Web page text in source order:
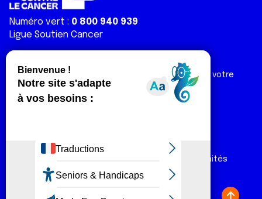
Numéro vert : 0 800 940 939
Ligue Soutien Cancer
66 % de votre don est déductible de votre
impôt sur le revenu
Nos actualités
Contact
Espace Ligue & comités
Espace chercheur